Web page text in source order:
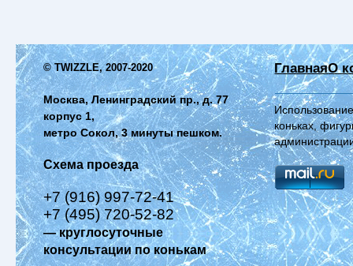
© TWIZZLE, 2007-2020
Москва, Ленинградский пр., д. 77
корпус 1,
метро Сокол, 3 минуты пешком.
Схема проезда
+7 (916) 997-72-41
+7 (495) 720-52-82
— круглосуточные
консультации по конькам
ГлавнаяО
коньках,